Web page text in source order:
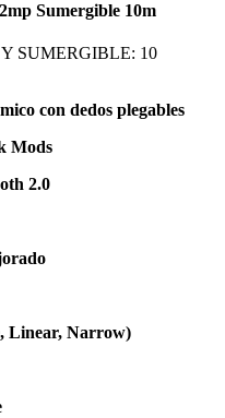
Sumergible 10m
SUMERGIBLE: 10
con dedos plegables
Mods
2.0
Linear, Narrow)